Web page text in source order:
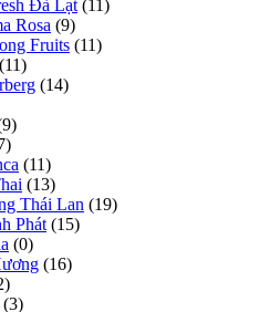
Đà Lạt (11)
Rosa (9)
Fruits (11)
(11)
(14)
(11)
(13)
Thái Lan (19)
Phát (15)
(0)
(16)
(3)